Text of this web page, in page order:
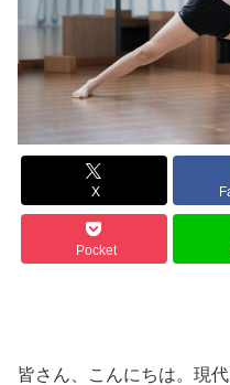
X
Pocket
皆さん、こんにちは。現